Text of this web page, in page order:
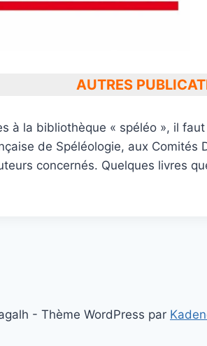
AUTRES
à la bibliothèque « spéléo », il
de Spéléologie, aux
concernés. Quelques livres
- Thème WordPress par